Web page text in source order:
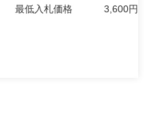
最低入札価格
3,600円